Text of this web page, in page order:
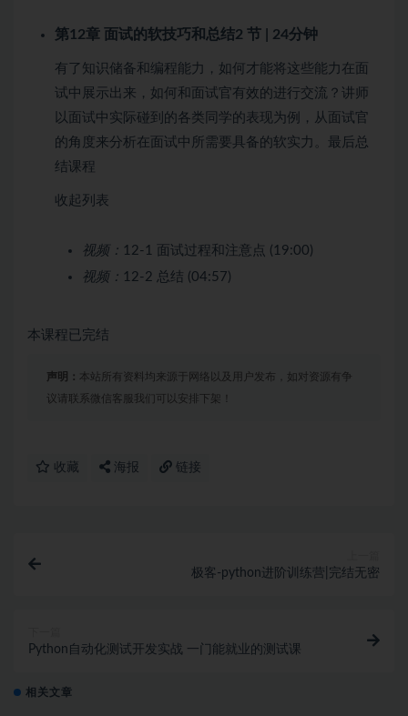
第12章 面试的软技巧和总结2 节 | 24分钟
有了知识储备和编程能力，如何才能将这些能力在面
试中展示出来，如何和面试官有效的进行交流？讲师
以面试中实际碰到的各类同学的表现为例，从面试官
的角度来分析在面试中所需要具备的软实力。最后总
结课程
收起列表
视频： 12-1 面试过程和注意点 (19:00)
视频： 12-2 总结 (04:57)
本课程已完结
声明： 本站所有资料均来源于网络以及用户发布，如对资源有争
议请联系微信客服我们可以安排下架！
收藏 海报 链接
极客-python进阶训练营|完结无密
Python自动化测试开发实战 一门能就业的测试课
相关文章